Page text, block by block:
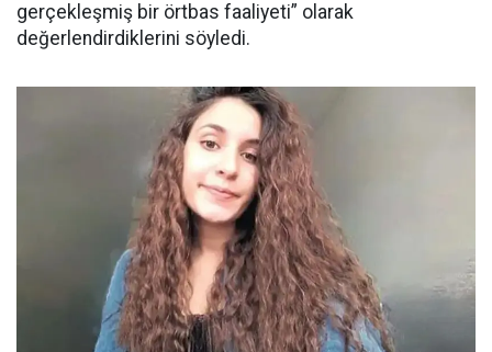
gerçekleşmiş bir örtbas faaliyeti” olarak
değerlendirdiklerini söyledi.